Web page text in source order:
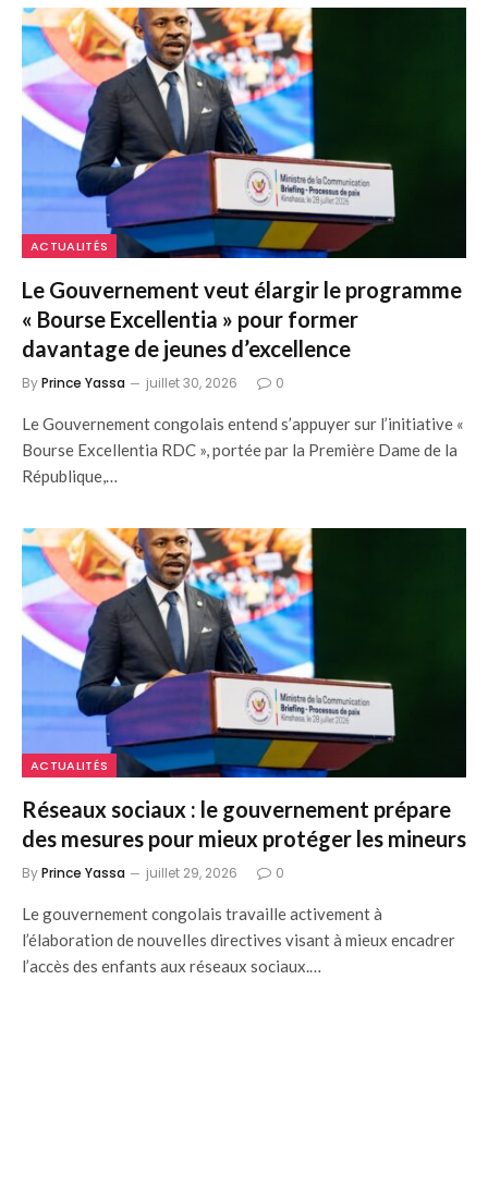
ACTUALITÉS
Le Gouvernement veut élargir le programme
« Bourse Excellentia » pour former
davantage de jeunes d’excellence
ByPrince Yassa juillet 30, 2026 0
Le Gouvernement congolais entend s’appuyer sur l’initiative «
Bourse Excellentia RDC », portée par la Première Dame de la
République,…
ACTUALITÉS
Réseaux sociaux : le gouvernement prépare
des mesures pour mieux protéger les mineurs
ByPrince Yassa juillet 29, 2026 0
Le gouvernement congolais travaille activement à
l’élaboration de nouvelles directives visant à mieux encadrer
l’accès des enfants aux réseaux sociaux.…